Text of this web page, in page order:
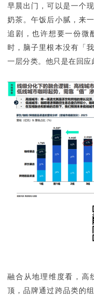
早晨出门，可以是一个
奶茶。午饭后小腻，来
追剧，也许想要一份微
时，脑子里根本没有「
一层分类。他只是在回应
融合从地理维度看，高
顶，品牌通过跨品类的